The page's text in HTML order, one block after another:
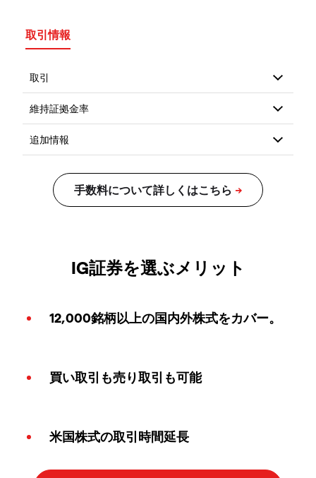
取引情報
IG証券を選ぶメリット
12,000銘柄以上の国内外株式をカバー。
買い取引も売り取引も可能
米国株式の取引時間延長